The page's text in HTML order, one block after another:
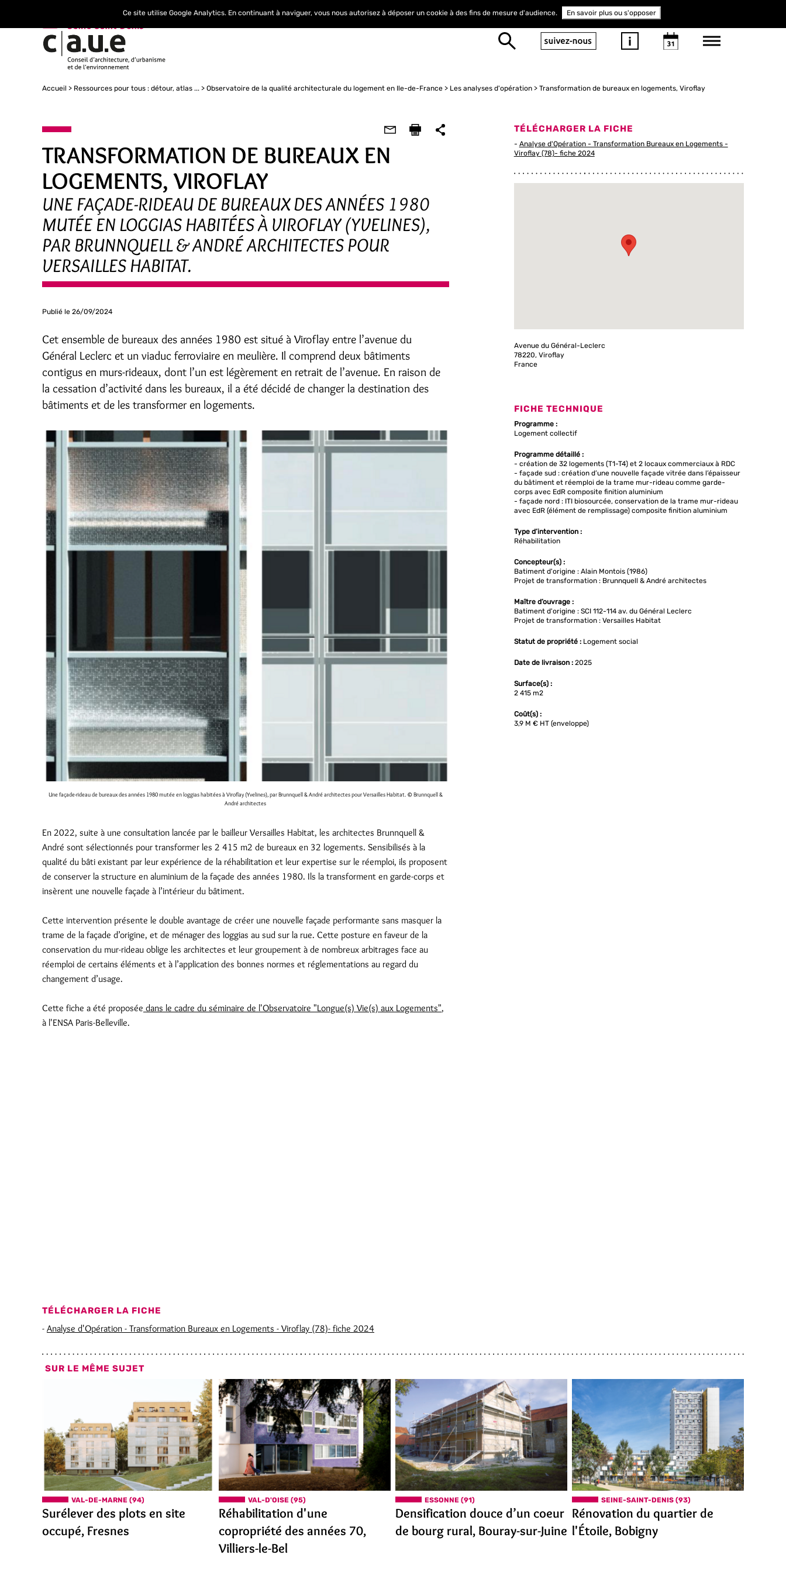
Accueil Ressources pour tous : détour, atlas ... Observatoire de la qualité architecturale du logement en Ile-de-France Les analyses d'opération Transformation de bureaux en logements, Viroflay
TRANSFORMATION DE BUREAUX EN
LOGEMENTS, VIROFLAY
UNE FAÇADE-RIDEAU DE BUREAUX DES ANNÉES 1980
MUTÉE EN LOGGIAS HABITÉES À VIROFLAY (YVELINES),
PAR BRUNNQUELL & ANDRÉ ARCHITECTES POUR
VERSAILLES HABITAT.
Publié le 26/09/2024
Cet ensemble de bureaux des années 1980 est situé à Viroflay entre l’avenue du
Général Leclerc et un viaduc ferroviaire en meulière. Il comprend deux bâtiments
contigus en murs-rideaux, dont l’un est légèrement en retrait de l’avenue. En raison de
la cessation d’activité dans les bureaux, il a été décidé de changer la destination des
bâtiments et de les transformer en logements.
Une façade-rideau de bureaux des années 1980 mutée en loggias habitées à Viroflay (Yvelines), par Brunnquell & André architectes pour Versailles Habitat. © Brunnquell &
André architectes
En 2022, suite à une consultation lancée par le bailleur Versailles Habitat, les architectes Brunnquell &
André sont sélectionnés pour transformer les 2 415 m2 de bureaux en 32 logements. Sensibilisés à la
qualité du bâti existant par leur expérience de la réhabilitation et leur expertise sur le réemploi, ils proposent
de conserver la structure en aluminium de la façade des années 1980. Ils la transforment en garde-corps et
insèrent une nouvelle façade à l’intérieur du bâtiment.
Cette intervention présente le double avantage de créer une nouvelle façade performante sans masquer la
trame de la façade d’origine, et de ménager des loggias au sud sur la rue. Cette posture en faveur de la
conservation du mur-rideau oblige les architectes et leur groupement à de nombreux arbitrages face au
réemploi de certains éléments et à l’application des bonnes normes et réglementations au regard du
changement d’usage.
Cette fiche a été proposée dans le cadre du séminaire de l'Observatoire "Longue(s) Vie(s) aux Logements",
à l'ENSA Paris-Belleville.
TÉLÉCHARGER LA FICHE
- Analyse d'Opération - Transformation Bureaux en Logements - Viroflay (78)- fiche 2024
TÉLÉCHARGER LA FICHE
- Analyse d'Opération - Transformation Bureaux en Logements -
Viroflay (78)- fiche 2024
Avenue du Général-Leclerc
78220, Viroflay
France
FICHE TECHNIQUE
Programme :
Logement collectif
Programme détaillé :
- création de 32 logements (T1-T4) et 2 locaux commerciaux à RDC
- façade sud : création d’une nouvelle façade vitrée dans l’épaisseur
du bâtiment et réemploi de la trame mur-rideau comme garde-
corps avec EdR composite finition aluminium
- façade nord : ITI biosourcée, conservation de la trame mur-rideau
avec EdR (élément de remplissage) composite finition aluminium
Type d’intervention :
Réhabilitation
Concepteur(s) :
Batiment d'origine : Alain Montois (1986)
Projet de transformation : Brunnquell & André architectes
Maître d’ouvrage :
Batiment d'origine : SCI 112-114 av. du Général Leclerc
Projet de transformation : Versailles Habitat
Statut de propriété :Logement social
Date de livraison :2025
Surface(s) :
2 415 m2
Coût(s) :
3,9 M € HT (enveloppe)
SUR LE MÊME SUJET
VAL-DE-MARNE (94)
Surélever des plots en site
occupé, Fresnes
VAL-D'OISE (95)
Réhabilitation d'une
copropriété des années 70,
Villiers-le-Bel
ESSONNE (91)
Densification douce d’un coeur
de bourg rural, Bouray-sur-Juine
SEINE-SAINT-DENIS (93)
Rénovation du quartier de
l'Étoile, Bobigny
Ce site utilise Google Analytics. En continuant à naviguer, vous nous autorisez à déposer un cookie à des fins de mesure d'audience. En savoir plus ou s'opposer